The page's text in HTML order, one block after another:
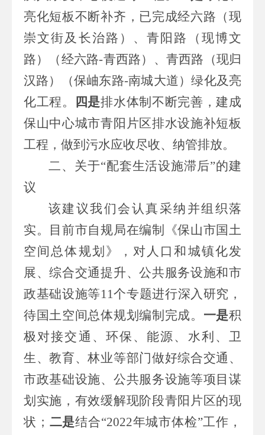
亮化短板不断补齐，已完成经六路（现
崇文街及长治路）、青阳路（现博文
路）（经六路-青西路）、青西路（现归
汉路）（保岫东路-南城大道）绿化及亮
化工程。
四是排水体制不断完善，建成
保山中心城市青阳片区排水设施补短板
工程，做到污水应收尽收、纳管排放。
二、关于“配套生活设施滞后”的建
议
该建议我们会认真采纳并组织落
实。
目前市自规局在编制《保山市国土
空间总体规划》，对人口和城镇化发
展、综合交通提升、公共服务设施和市
政基础设施等11个专题进行深入研究，
待国土空间总体规划编制完成。 一是积
极对接交通、环保、能源、水利、卫
生、教育、林业等部门做好综合交通、
市政基础设施、公共服务设施等项目谋
划实施，有效缓解现阶段青阳片区的现
状； 二是结合“2022年城市体检”工作，